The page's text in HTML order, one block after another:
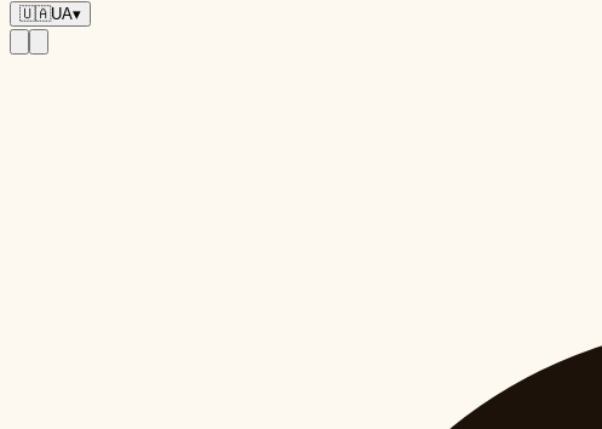
🇺🇦UA▾